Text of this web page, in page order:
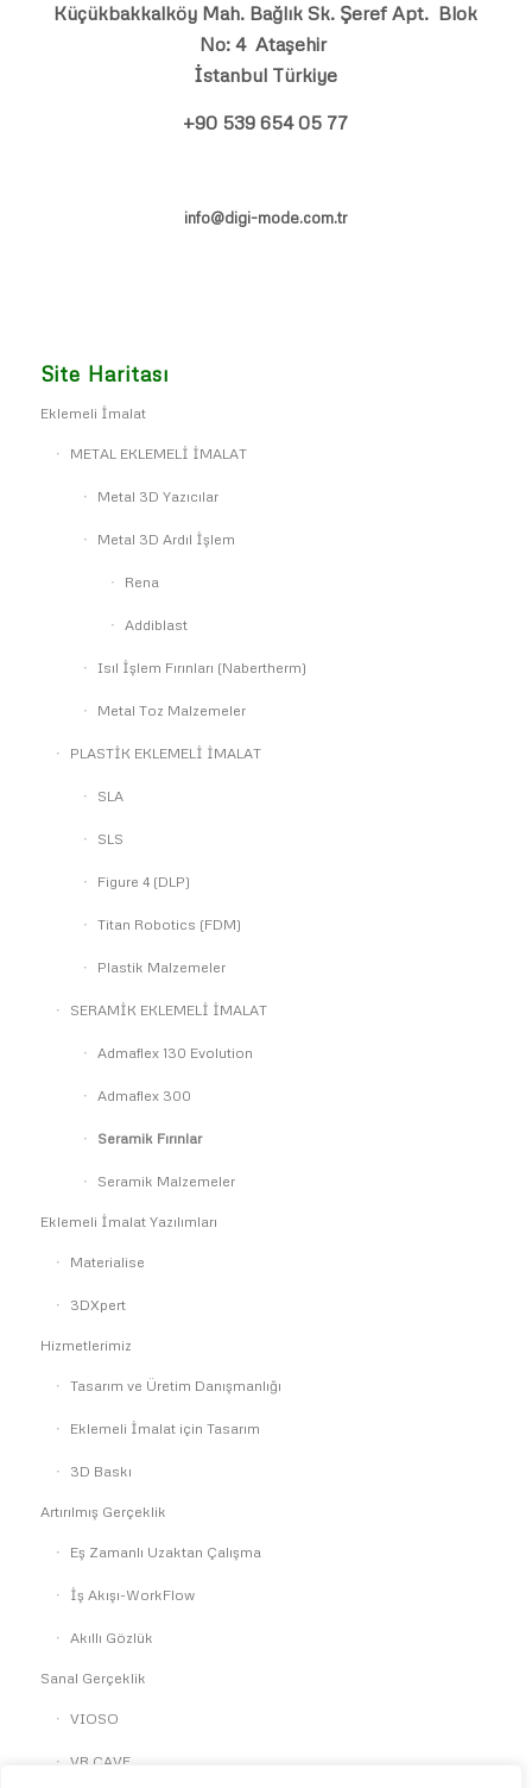
Küçükbakkalköy Mah. Bağlık Sk. Şeref Apt. Blok
No: 4 Ataşehir
İstanbul Türkiye
+90 539 654 05 77
info@digi-mode.com.tr
Site Haritası
Eklemeli İmalat
METAL EKLEMELİ İMALAT
Metal 3D Yazıcılar
Metal 3D Ardıl İşlem
Rena
Addiblast
Isıl İşlem Fırınları (Nabertherm)
Metal Toz Malzemeler
PLASTİK EKLEMELİ İMALAT
SLA
SLS
Figure 4 (DLP)
Titan Robotics (FDM)
Plastik Malzemeler
SERAMİK EKLEMELİ İMALAT
Admaflex 130 Evolution
Admaflex 300
Seramik Fırınlar
Seramik Malzemeler
Eklemeli İmalat Yazılımları
Materialise
3DXpert
Hizmetlerimiz
Tasarım ve Üretim Danışmanlığı
Eklemeli İmalat için Tasarım
3D Baskı
Artırılmış Gerçeklik
Eş Zamanlı Uzaktan Çalışma
İş Akışı-WorkFlow
Akıllı Gözlük
Sanal Gerçeklik
VIOSO
VR CAVE